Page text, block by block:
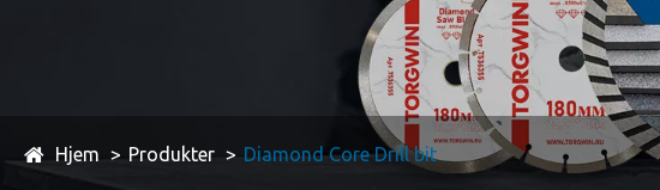
Hjem Produkter Diamond Core Drill bit